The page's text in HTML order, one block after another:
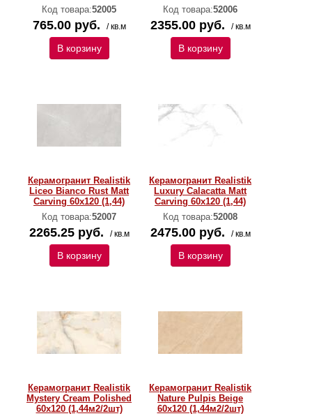
Код товара:52005
765.00 руб. / кв.м
В корзину
Код товара:52006
2355.00 руб. / кв.м
В корзину
Керамогранит Realistik
Liceo Bianco Rust Matt
Carving 60x120 (1,44)
Код товара:52007
2265.25 руб. / кв.м
В корзину
Керамогранит Realistik
Luxury Calacatta Matt
Carving 60x120 (1,44)
Код товара:52008
2475.00 руб. / кв.м
В корзину
Керамогранит Realistik
Mystery Cream Polished
60х120 (1,44м2/2шт)
Керамогранит Realistik
Nature Pulpis Beige
60x120 (1,44м2/2шт)